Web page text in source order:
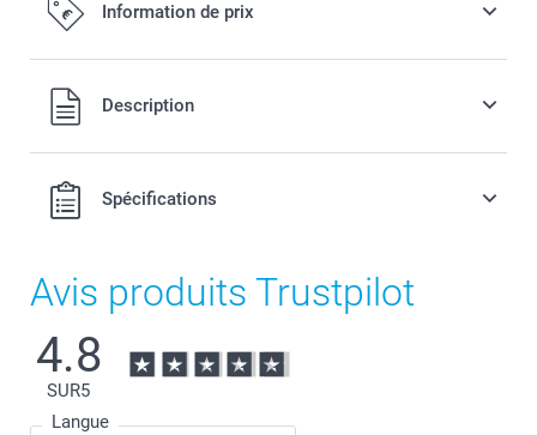
Information de prix
Tous les prix sont en EURO (€), TVA incluse et hors frais de
port.
Description
Spécifications
Avis produits Trustpilot
4.8
SUR5
Langue